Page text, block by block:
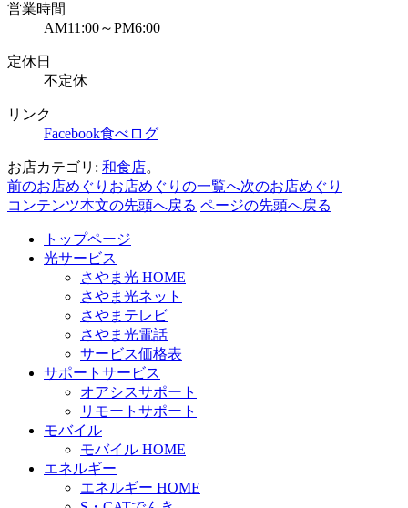
営業時間
AM11:00～PM6:00
定休日
不定休
リンク
Facebook食べログ
お店カテゴリ: 和食店。
前のお店めぐり お店めぐりの一覧へ次のお店めぐり
コンテンツ本文の先頭へ戻る ページの先頭へ戻る
トップページ
光サービス
さやま光 HOME
さやま光ネット
さやまテレビ
さやま光電話
サービス価格表
サポートサービス
オアシスサポート
リモートサポート
モバイル
モバイル HOME
エネルギー
エネルギー HOME